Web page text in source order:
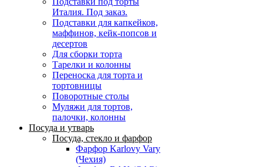
Италия. Под заказ.
Подставки для капкейков,
маффинов, кейк-попсов и
десертов
Для сборки торта
Тарелки и колонны
Переноска для торта и
тортовницы
Поворотные столы
Муляжи для тортов,
палочки, колонны
Посуда и утварь
Посуда, стекло и фарфор
Фарфор Karlovy Vary
(Чехия)